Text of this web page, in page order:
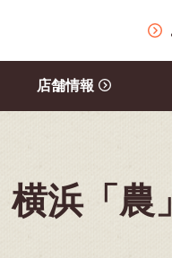
店舗情報
横浜「農